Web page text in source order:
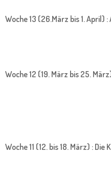
Woche 13 (26.März bis 1. April)
Woche 12 (19. März bis 25.
Woche 11 (12. bis 18. März) :